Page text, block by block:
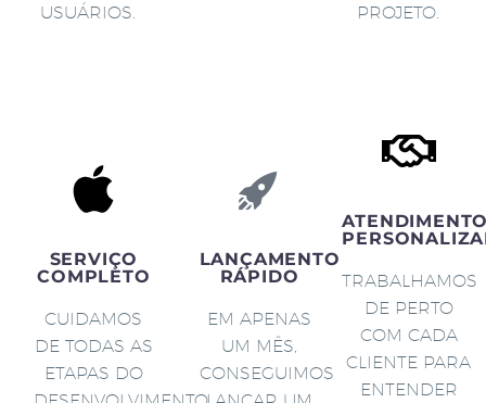
USUÁRIOS.
PROJETO.
SERVIÇO
COMPLETO
CUIDAMOS
DE TODAS AS
ETAPAS DO
LANÇAMENTO
RÁPIDO
EM APENAS
UM MÊS,
CONSEGUIMOS
TRABALHAMOS
DE PERTO
COM CADA
CLIENTE PARA
ENTENDER